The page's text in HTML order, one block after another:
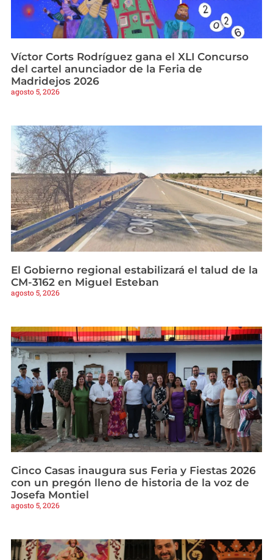
Víctor Corts Rodríguez gana el XLI Concurso
del cartel anunciador de la Feria de
Madridejos 2026
agosto 5, 2026
El Gobierno regional estabilizará el talud de la
CM-3162 en Miguel Esteban
agosto 5, 2026
Cinco Casas inaugura sus Feria y Fiestas 2026
con un pregón lleno de historia de la voz de
Josefa Montiel
agosto 5, 2026